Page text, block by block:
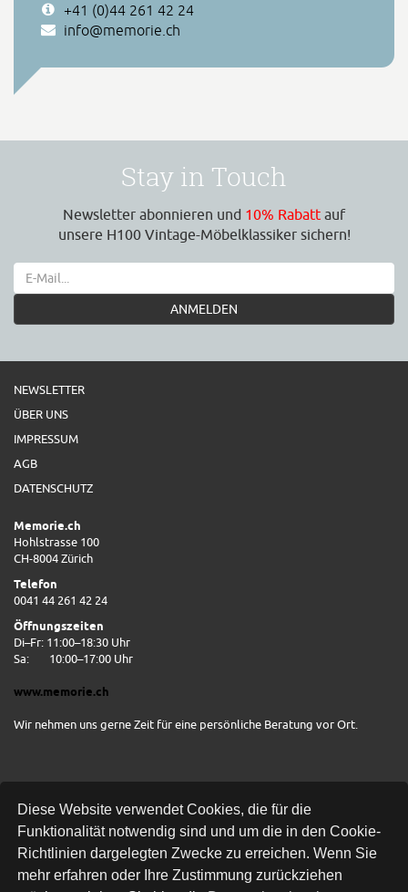
Diese Website verwendet Cookies, die für die
Funktionalität notwendig sind und um die in den Cookie-
Richtlinien dargelegten Zwecke zu erreichen. Wenn Sie
mehr erfahren oder Ihre Zustimmung zurückziehen
+41 (0)44 261 42 24
info@memorie.ch
Stay in Touch
Newsletter abonnieren und 10% Rabatt auf
unsere H100 Vintage-Möbelklassiker sichern!
ANMELDEN
NEWSLETTER
ÜBER UNS
IMPRESSUM
AGB
DATENSCHUTZ
Memorie.ch
Hohlstrasse 100
CH-8004 Zürich
Telefon
0041 44 261 42 24
Öffnungszeiten
Di–Fr: 11:00–18:30 Uhr
Sa:
10:00–17:00 Uhr
www.memorie.ch
Wir nehmen uns gerne Zeit für eine persönliche Beratung vor Ort.
Kostenlose Lieferung